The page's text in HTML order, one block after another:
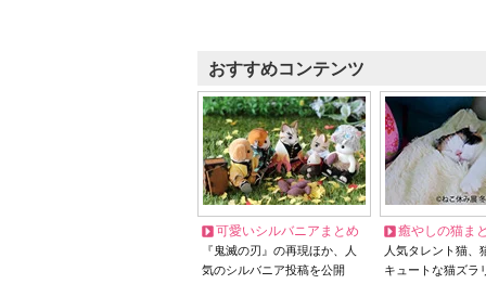
おすすめコンテンツ
可愛いシルバニアまとめ
『鬼滅の刃』の再現ほか、人
気のシルバニア投稿を公開
癒やしの猫ま
人気タレント猫
キュートな猫ズラ